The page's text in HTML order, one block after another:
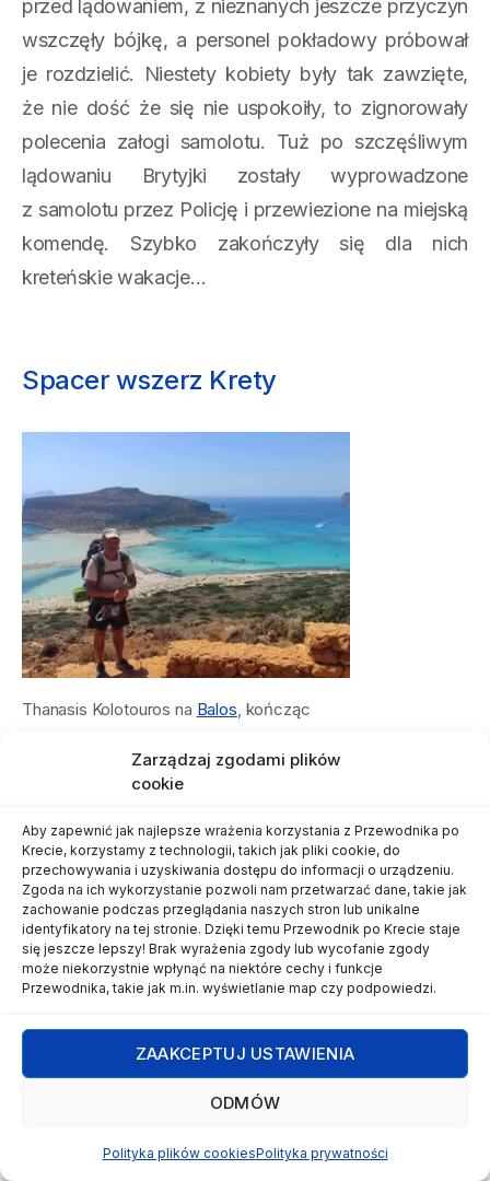
Zarządzaj zgodami plików
cookie
Aby zapewnić jak najlepsze wrażenia korzystania z Przewodnika po
Krecie, korzystamy z technologii, takich jak pliki cookie, do
przechowywania i uzyskiwania dostępu do informacji o urządzeniu.
Zgoda na ich wykorzystanie pozwoli nam przetwarzać dane, takie jak
zachowanie podczas przeglądania naszych stron lub unikalne
identyfikatory na tej stronie. Dzięki temu Przewodnik po Krecie staje
się jeszcze lepszy! Brak wyrażenia zgody lub wycofanie zgody
może niekorzystnie wpłynąć na niektóre cechy i funkcje
Przewodnika, takie jak m.in. wyświetlanie map czy podpowiedzi.
ZAAKCEPTUJ USTAWIENIA
ODMÓW
Polityka plików cookiesPolityka prywatności
przed lądowaniem, z nieznanych jeszcze przyczyn
wszczęły bójkę, a personel pokładowy próbował
je rozdzielić. Niestety kobiety były tak zawzięte,
że nie dość że się nie uspokoiły, to zignorowały
polecenia załogi samolotu. Tuż po szczęśliwym
lądowaniu Brytyjki zostały wyprowadzone
z samolotu przez Policję i przewiezione na miejską
komendę. Szybko zakończyły się dla nich
kreteńskie wakacje…
Spacer wszerz Krety
Thanasis Kolotouros na Balos, kończąc
stowarzyszeń alpinistycznych istniejących
w gminie Lassithi (gr. Δήμος Οροπεδίου Λασιθίου)
pokazał swoją miłość do kreteńskiej przyrody
w sposób całkowicie wyjątkowy. W szesnaście
dni przemierzył dystans 541 kilometrów –
aż do LagunyBalos(gr. λιμνοθάλασσα
Μπάλου).
Dobrze jest kończyć! Zaczynając od klasztoru